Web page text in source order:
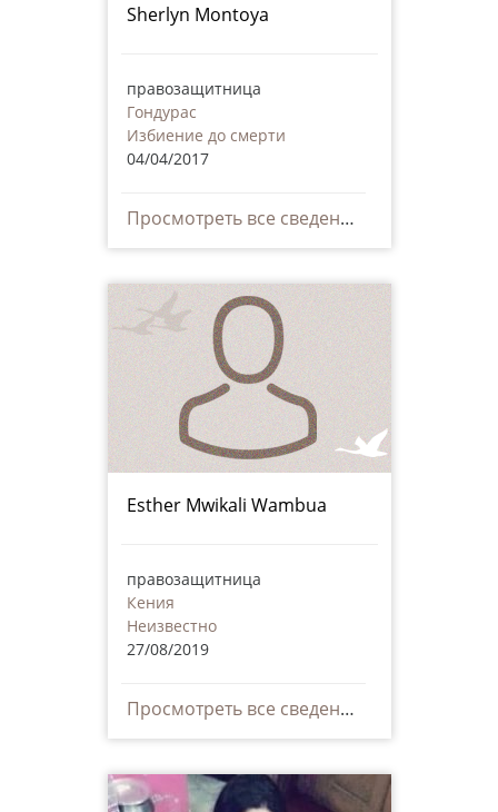
Sherlyn Montoya
правозащитница
Гондурас
Избиение до смерти
04/04/2017
Просмотреть все сведения
Esther Mwikali Wambua
правозащитница
Кения
Неизвестно
27/08/2019
Просмотреть все сведения